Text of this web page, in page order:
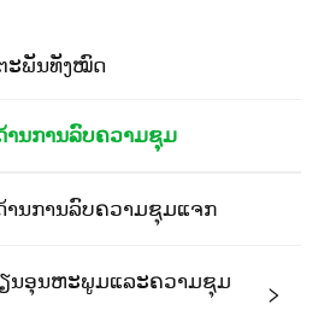
ະພັນທັງໝົດ
ານການລົບຄວາມຊຸມ
ານການລົບຄວາມຊຸມແຈກ
ຽນອຸນຫະພູມແລະຄວາມຊຸມ